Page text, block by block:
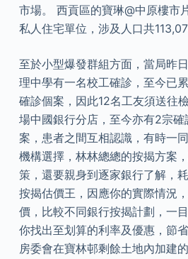
市場。 西貢區的寶琳@中原樓市
私人住宅單位，涉及人口共
至於小型爆發群組方面，當局昨
理中學有一名校工確診，至今已
確診個案，因此12名工友須送往
場中國銀行分店，至今亦有2宗確
案，患者之間互相認識，有時一
機構選擇，林林總總的按揭方案
策，還要親身到逐家銀行了解，
按揭估價王，因應你的實際情況
價，比較不同銀行按揭計劃，一
你找出至划算的利率及優惠，節
房委會在寶林邨剩餘土地內加建